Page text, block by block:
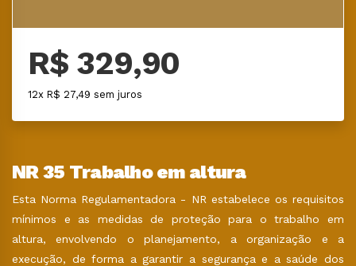
R$ 329,90
12x R$ 27,49 sem juros
NR 35 Trabalho em altura
Esta Norma Regulamentadora - NR estabelece os requisitos
mínimos e as medidas de proteção para o trabalho em
altura, envolvendo o planejamento, a organização e a
execução, de forma a garantir a segurança e a saúde dos